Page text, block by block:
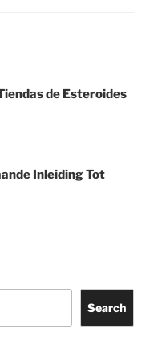
de Esteroides
Inleiding Tot
Search